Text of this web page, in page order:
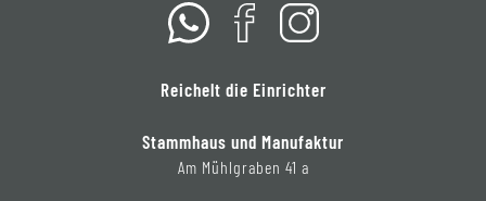
Reichelt die Einrichter
Stammhaus und Manufaktur
Am Mühlgraben 41 a